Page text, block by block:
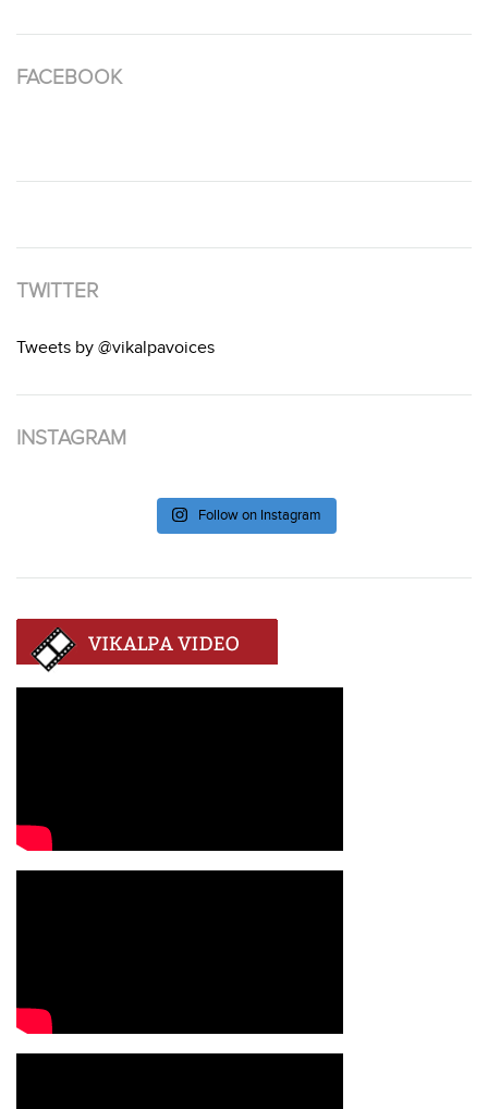
FACEBOOK
TWITTER
Tweets by @vikalpavoices
INSTAGRAM
Follow on Instagram